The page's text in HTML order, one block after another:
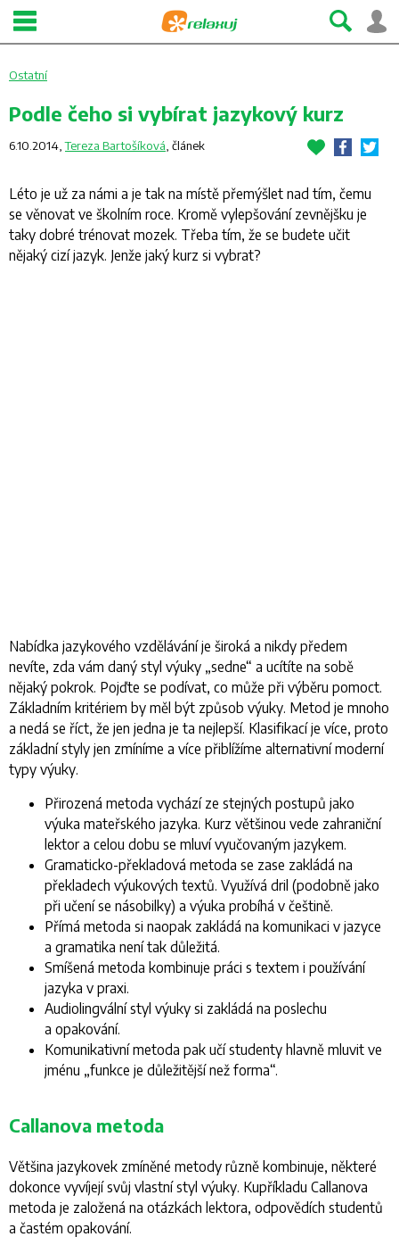
Ostatní
Podle čeho si vybírat jazykový kurz
6.10.2014,Tereza Bartošíková článek
Léto je už za námi a je tak na místě přemýšlet nad tím, čemu
se věnovat ve školním roce. Kromě vylepšování zevnějšku je
taky dobré trénovat mozek. Třeba tím, že se budete učit
nějaký cizí jazyk. Jenže jaký kurz si vybrat?
Nabídka jazykového vzdělávání je široká a nikdy předem
nevíte, zda vám daný styl výuky „sedne“ a ucítíte na sobě
nějaký pokrok. Pojďte se podívat, co může při výběru pomoct.
Základním kritériem by měl být způsob výuky. Metod je mnoho
a nedá se říct, že jen jedna je ta nejlepší. Klasifikací je více, proto
základní styly jen zmíníme a více přiblížíme alternativní moderní
typy výuky.
Přirozená metoda vychází ze stejných postupů jako
výuka mateřského jazyka. Kurz většinou vede zahraniční
lektor a celou dobu se mluví vyučovaným jazykem.
Gramaticko-překladová metoda se zase zakládá na
překladech výukových textů. Využívá dril (podobně jako
při učení se násobilky) a výuka probíhá v češtině.
Přímá metoda si naopak zakládá na komunikaci v jazyce
a gramatika není tak důležitá.
Smíšená metoda kombinuje práci s textem i používání
jazyka v praxi.
Audiolingvální styl výuky si zakládá na poslechu
a opakování.
Komunikativní metoda pak učí studenty hlavně mluvit ve
jménu „funkce je důležitější než forma“.
Callanova metoda
Většina jazykovek zmíněné metody různě kombinuje, některé
dokonce vyvíjejí svůj vlastní styl výuky. Kupříkladu Callanova
metoda je založená na otázkách lektora, odpovědích studentů
a častém opakování.